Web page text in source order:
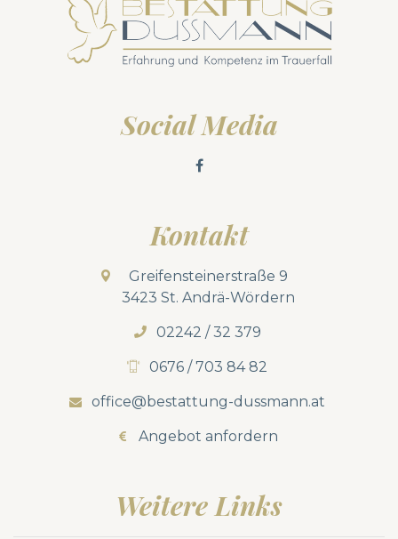
Social Media
Kontakt
Greifensteinerstraße 9
3423 St. Andrä-Wördern
02242 / 32 379
0676 / 703 84 82
office@bestattung-dussmann.at
Angebot anfordern
Weitere Links